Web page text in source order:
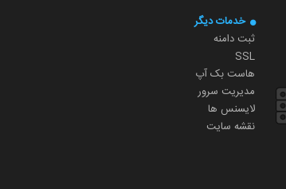
خدمات دیگر
ثبت دامنه
SSL
هاست بک آپ
مدیریت سرور
لایسنس ها
نقشه سایت